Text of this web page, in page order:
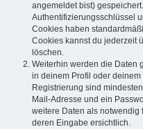
angemeldet bist)
Authentifizierungsschlüssel
Cookies haben
Cookies kannst du jederzeit
löschen.
Weiterhin werden die Daten
in deinem Profil oder
Registrierung sind
Mail-Adresse und ein
weitere Daten als notwendig
deren Eingabe ersichtlich.